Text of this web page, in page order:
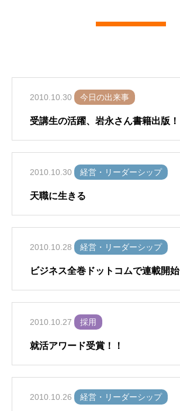
2010.10.30 今日の出来事
受講生の活躍、岩永さん書籍出版！
2010.10.30 経営・リーダーシップ
天職に生きる
2010.10.28 経営・リーダーシップ
ビジネス全巻ドットコムで連載開始
2010.10.27 採用
就活アワード受賞！！
2010.10.26 経営・リーダーシップ